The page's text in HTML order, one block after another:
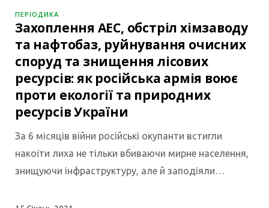
ПЕРІОДИКА
Захоплення АЕС, обстріл хімзаводу
та нафтобаз, руйнування очисних
споруд та знищення лісових
ресурсів: як російська армія воює
проти екології та природних
ресурсів України
За 6 місяців війни російські окупанти встигли
накоїти лиха не тільки вбиваючи мирне населення,
знищуючи інфраструктуру, але й заподіяли…